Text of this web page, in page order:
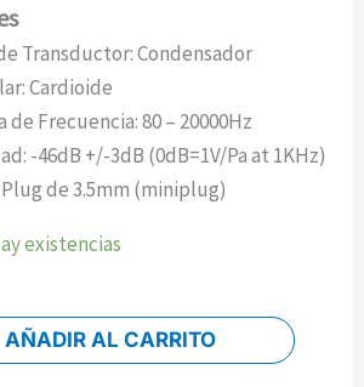
Transductor: Condensador
Cardioide
de Frecuencia: 80 – 20000Hz
-46dB +/-3dB (0dB=1V/Pa at 1KHz)
de 3.5mm (miniplug)
existencias
AÑADIR AL CARRITO